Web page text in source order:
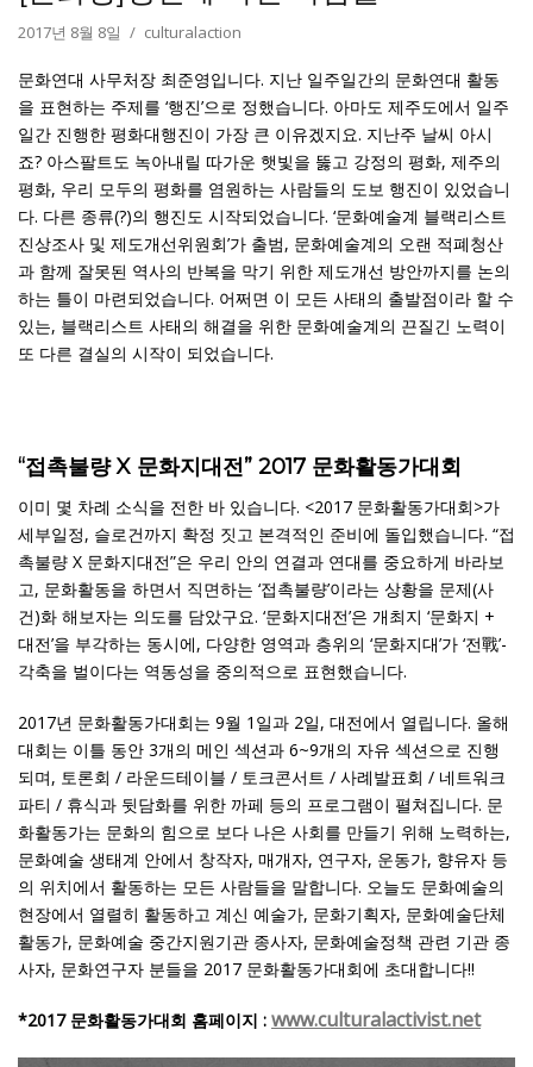
2017년 8월 8일 culturalaction
문화연대 사무처장 최준영입니다. 지난 일주일간의 문화연대 활동
을 표현하는 주제를 ‘행진’으로 정했습니다. 아마도 제주도에서 일주
일간 진행한 평화대행진이 가장 큰 이유겠지요. 지난주 날씨 아시
죠? 아스팔트도 녹아내릴 따가운 햇빛을 뚫고 강정의 평화, 제주의
평화, 우리 모두의 평화를 염원하는 사람들의 도보 행진이 있었습니
다. 다른 종류(?)의 행진도 시작되었습니다. ‘문화예술계 블랙리스트
진상조사 및 제도개선위원회’가 출범, 문화예술계의 오랜 적폐청산
과 함께 잘못된 역사의 반복을 막기 위한 제도개선 방안까지를 논의
하는 틀이 마련되었습니다. 어쩌면 이 모든 사태의 출발점이라 할 수
있는, 블랙리스트 사태의 해결을 위한 문화예술계의 끈질긴 노력이
또 다른 결실의 시작이 되었습니다.
“접촉불량 X 문화지대전” 2017 문화활동가대회
이미 몇 차례 소식을 전한 바 있습니다. <2017 문화활동가대회>가
세부일정, 슬로건까지 확정 짓고 본격적인 준비에 돌입했습니다. “접
촉불량 X 문화지대전”은 우리 안의 연결과 연대를 중요하게 바라보
고, 문화활동을 하면서 직면하는 ‘접촉불량’이라는 상황을 문제(사
건)화 해보자는 의도를 담았구요. ‘문화지대전’은 개최지 ‘문화지 +
대전’을 부각하는 동시에, 다양한 영역과 층위의 ‘문화지대’가 ‘전戰’-
각축을 벌이다는 역동성을 중의적으로 표현했습니다.
2017년 문화활동가대회는 9월 1일과 2일, 대전에서 열립니다. 올해
대회는 이틀 동안 3개의 메인 섹션과 6~9개의 자유 섹션으로 진행
되며, 토론회 / 라운드테이블 / 토크콘서트 / 사례발표회 / 네트워크
파티 / 휴식과 뒷담화를 위한 까페 등의 프로그램이 펼쳐집니다. 문
화활동가는 문화의 힘으로 보다 나은 사회를 만들기 위해 노력하는,
문화예술 생태계 안에서 창작자, 매개자, 연구자, 운동가, 향유자 등
의 위치에서 활동하는 모든 사람들을 말합니다. 오늘도 문화예술의
현장에서 열렬히 활동하고 계신 예술가, 문화기획자, 문화예술단체
활동가, 문화예술 중간지원기관 종사자, 문화예술정책 관련 기관 종
사자, 문화연구자 분들을 2017 문화활동가대회에 초대합니다!!
*2017 문화활동가대회 홈페이지 : www.culturalactivist.net